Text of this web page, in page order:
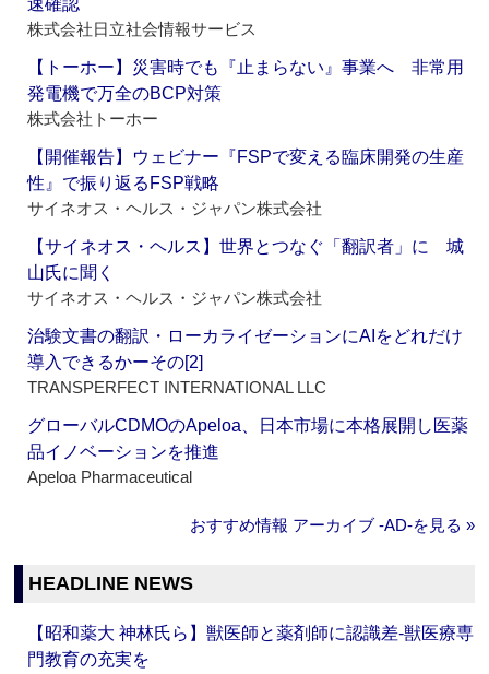
速確認
株式会社日立社会情報サービス
【トーホー】災害時でも『止まらない』事業へ 非常用
発電機で万全のBCP対策
株式会社トーホー
【開催報告】ウェビナー『FSPで変える臨床開発の生産
性』で振り返るFSP戦略
サイネオス・ヘルス・ジャパン株式会社
【サイネオス・ヘルス】世界とつなぐ「翻訳者」に 城
山氏に聞く
サイネオス・ヘルス・ジャパン株式会社
治験文書の翻訳・ローカライゼーションにAIをどれだけ
導入できるかーその[2]
TRANSPERFECT INTERNATIONAL LLC
グローバルCDMOのApeloa、日本市場に本格展開し医薬
品イノベーションを推進
Apeloa Pharmaceutical
おすすめ情報 アーカイブ ‐AD‐を見る »
HEADLINE NEWS
【昭和薬大 神林氏ら】獣医師と薬剤師に認識差‐獣医療専
門教育の充実を